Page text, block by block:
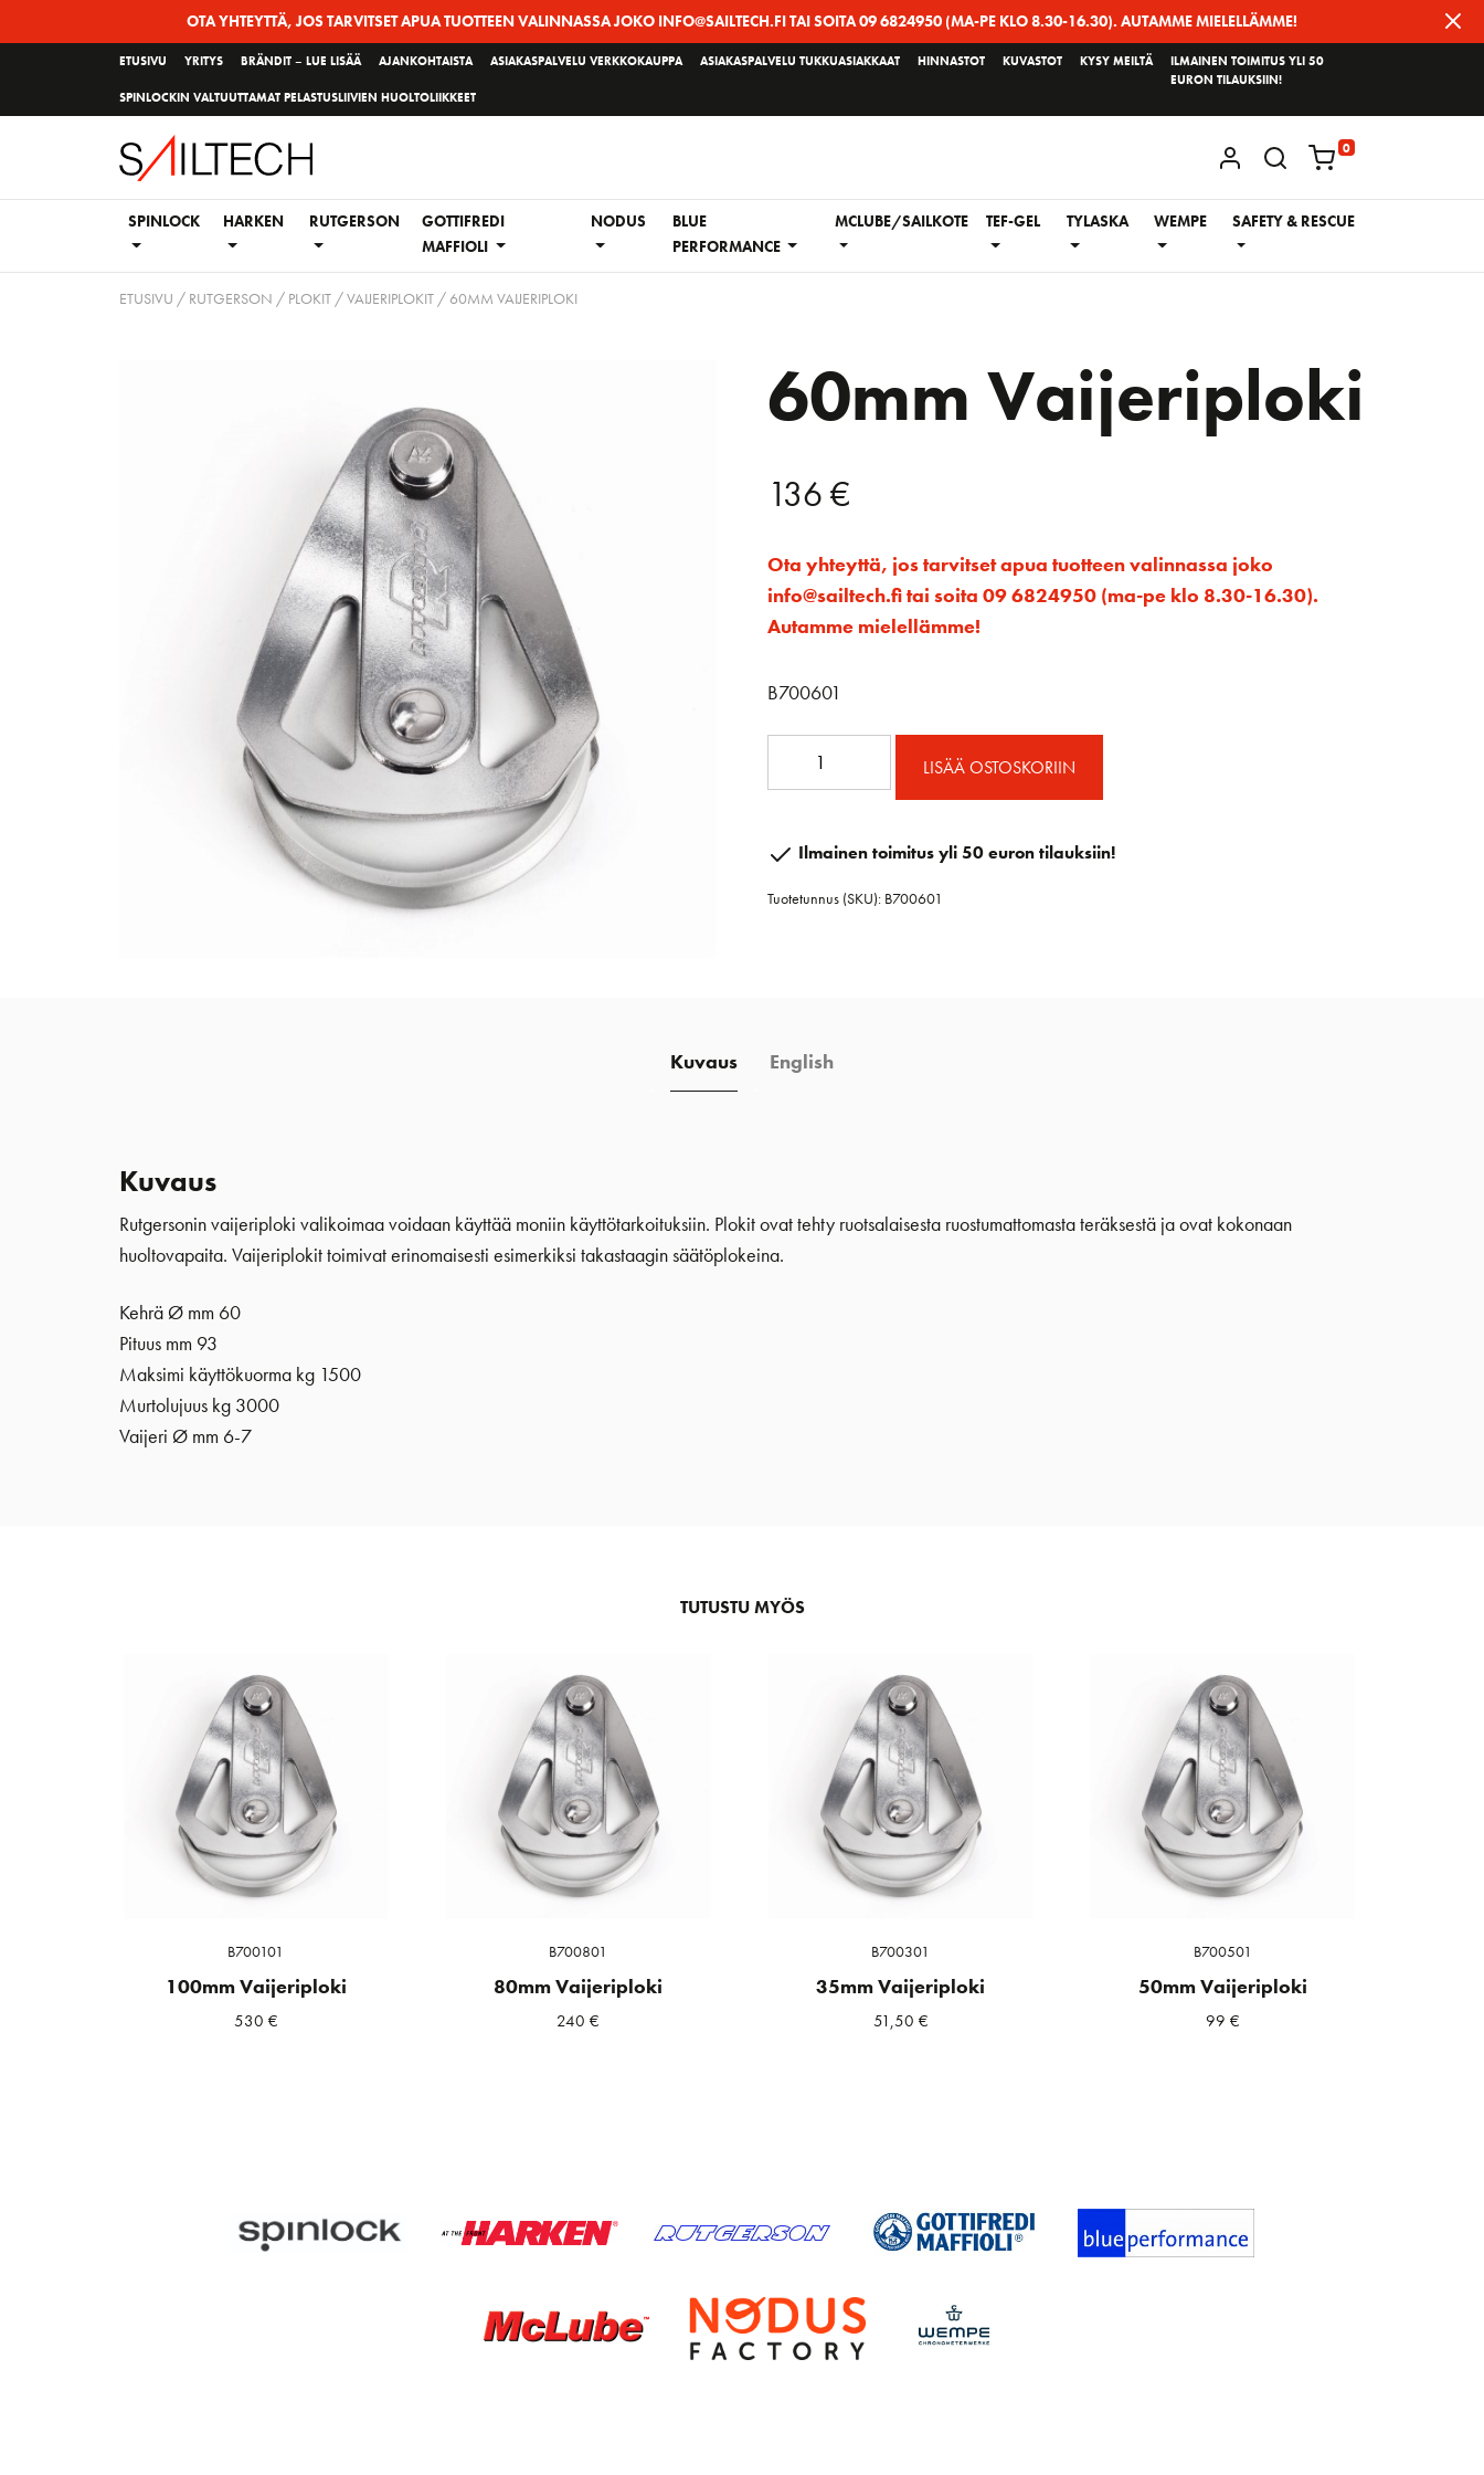
OTA YHTEYTTÄ, JOS TARVITSET APUA TUOTTEEN VALINNASSA JOKO INFO@SAILTECH.FI TAI SOITA 09 6824950 (MA-PE KLO 8.30-16.30). AUTAMME MIELELLÄMME!
ETUSIVU YRITYS BRÄNDIT – LUE LISÄÄ AJANKOHTAISTA ASIAKASPALVELU VERKKOKAUPPA ASIAKASPALVELU TUKKUASIAKKAAT HINNASTOT KUVASTOT KYSY MEILTÄ
SPINLOCKIN VALTUUTTAMAT PELASTUSLIIVIEN HUOLTOLIIKKEET
ILMAINEN TOIMITUS YLI 50
EURON TILAUKSIIN!
KIRJAUDU / REKISTERÖIDY
0
SPINLOCK HARKEN RUTGERSON
GOTTIFREDI
MAFFIOLI
NODUS
BLUE
PERFORMANCE
MCLUBE/SAILKOTE TEF-GEL TYLASKA WEMPE SAFETY & RESCUE
ETUSIVU / RUTGERSON / PLOKIT/VAIJERIPLOKIT/ 60MM VAIJERIPLOKI
60mm Vaijeriploki
136€
Ota yhteyttä, jos tarvitset apua tuotteen valinnassa joko
info@sailtech.fi tai soita 09 6824950 (ma-pe klo 8.30-16.30).
Autamme mielellämme!
B700601
LISÄÄ OSTOSKORIIN
Ilmainen toimitus yli 50 euron tilauksiin!
Tuotetunnus (SKU): B700601
Kuvaus English
Kuvaus
Rutgersonin vaijeriploki valikoimaa voidaan käyttää moniin käyttötarkoituksiin. Plokit ovat tehty ruotsalaisesta ruostumattomasta teräksestä ja ovat kokonaan
huoltovapaita. Vaijeriplokit toimivat erinomaisesti esimerkiksi takastaagin säätöplokeina.
Kehrä Ø mm 60
Pituus mm 93
Maksimi käyttökuorma kg 1500
Murtolujuus kg 3000
Vaijeri Ø mm 6-7
TUTUSTU MYÖS
B700101
100mm Vaijeriploki
530 €
B700801
80mm Vaijeriploki
240€
B700301
35mm Vaijeriploki
51,50 €
B700501
50mm Vaijeriploki
99 €